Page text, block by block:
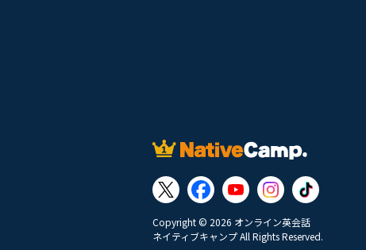
Copyright © 2026 オンライン英会話
ネイティブキャンプ All Rights Reserved.